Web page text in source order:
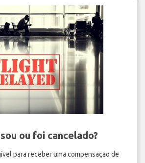
ou foi cancelado?
para receber uma compensação de